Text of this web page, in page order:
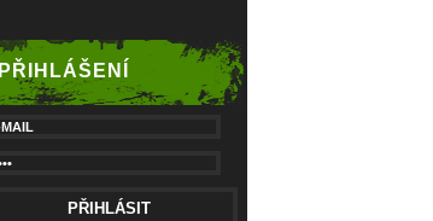
PŘIHLÁŠENÍ